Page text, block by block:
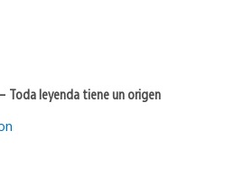
Toda leyenda tiene un origen